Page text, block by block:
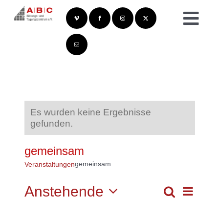
Inhalt
Es wurden keine Ergebnisse
gefunden.
gemeinsam
Veranstaltungengemeinsam
Suche
Liste
Anstehende